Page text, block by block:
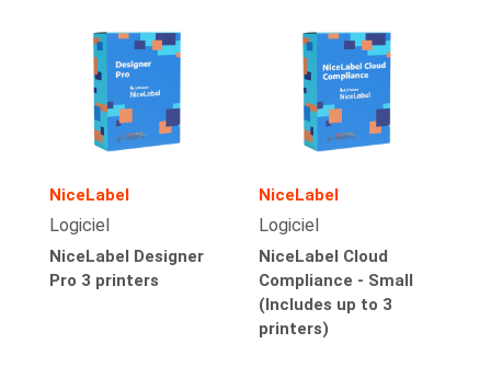
NiceLabel
Logiciel
NiceLabel Designer
Pro 3 printers
NiceLabel
Logiciel
NiceLabel Cloud
Compliance - Small
(Includes up to 3
printers)